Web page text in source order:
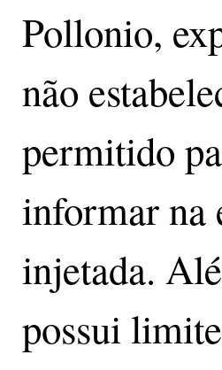
Pollonio,
não
permitido
informar na
injetada.
possui